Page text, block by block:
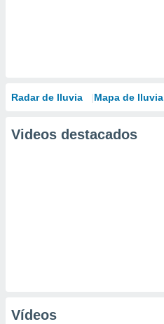
Radar de lluvia Mapa de lluvia
Videos destacados
Vídeos